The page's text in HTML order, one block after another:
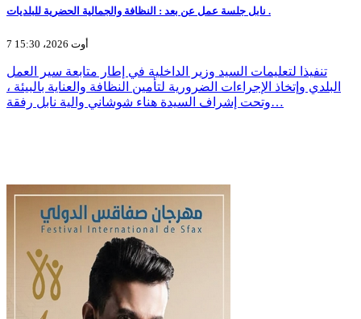
نابل جلسة عمل عن بعد : النظافة والجمالية الحضرية للبلديات .
7 أوت 2026، 15:30
تنفيذا لتعليمات السيد وزير الداخلية في إطار متابعة سير العمل
البلدي وإتخاذ الإجراءات الضرورية لتأمين النظافة والعناية بالبيئة ،
وتحت إشراف السيدة هناء شوشاني والية نابل رفقة…